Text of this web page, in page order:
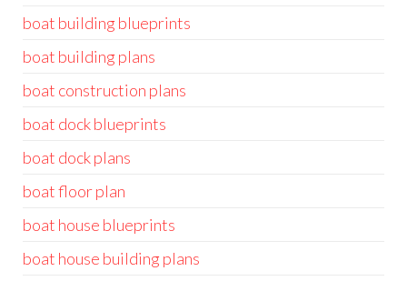
boat building blueprints
boat building plans
boat construction plans
boat dock blueprints
boat dock plans
boat floor plan
boat house blueprints
boat house building plans